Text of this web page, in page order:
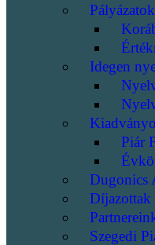
Pályázatok
Idegen
Piár
Dugonics
Díjazottak
Szegedi